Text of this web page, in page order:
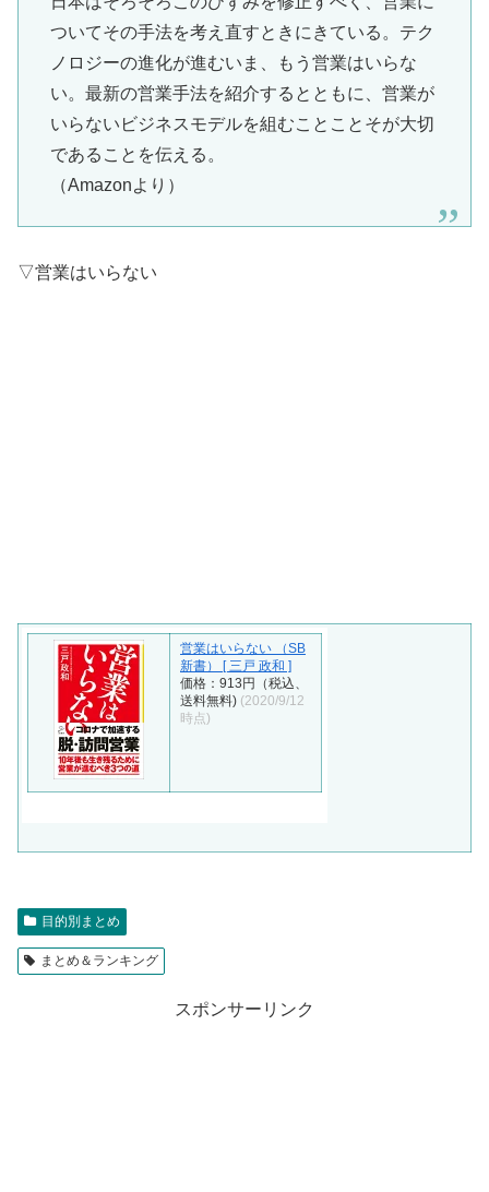
ついてその手法を考え直すときにきている。テク
ノロジーの進化が進むいま、もう営業はいらな
い。最新の営業手法を紹介するとともに、営業が
いらないビジネスモデルを組むことことそが大切
であることを伝える。
（Amazonより）
▽営業はいらない
営業はいらない （SB
新書） [ 三戸 政和 ]
価格：913円（税込、
送料無料) (2020/9/12
時点)
目的別まとめ
まとめ＆ランキング
スポンサーリンク